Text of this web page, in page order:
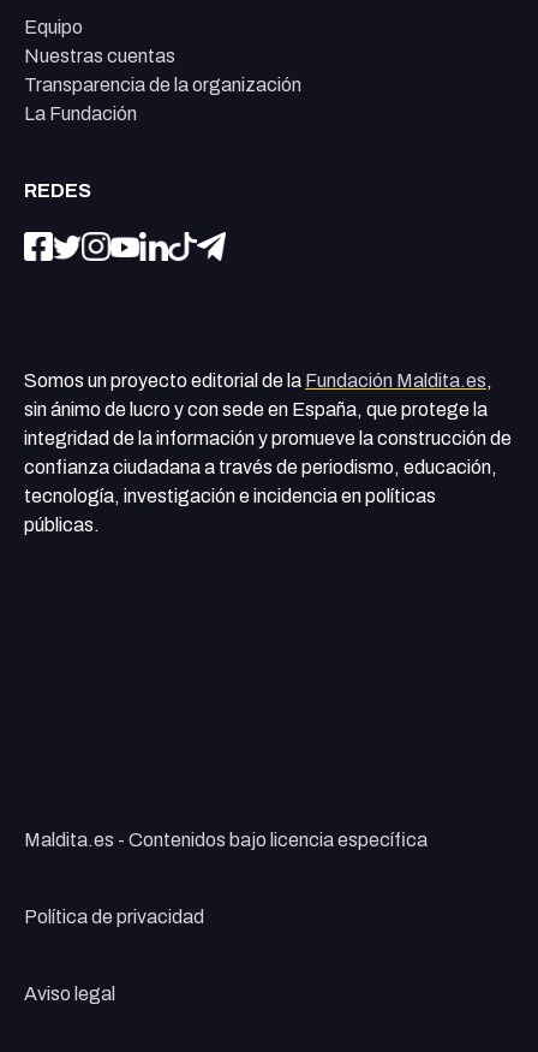
Equipo
Nuestras cuentas
Transparencia de la organización
La Fundación
REDES
Somos un proyecto editorial de la Fundación Maldita.es,
sin ánimo de lucro y con sede en España, que protege la
integridad de la información y promueve la construcción de
confianza ciudadana a través de periodismo, educación,
tecnología, investigación e incidencia en políticas
públicas.
Maldita.es - Contenidos bajo licencia específica
Política de privacidad
Aviso legal